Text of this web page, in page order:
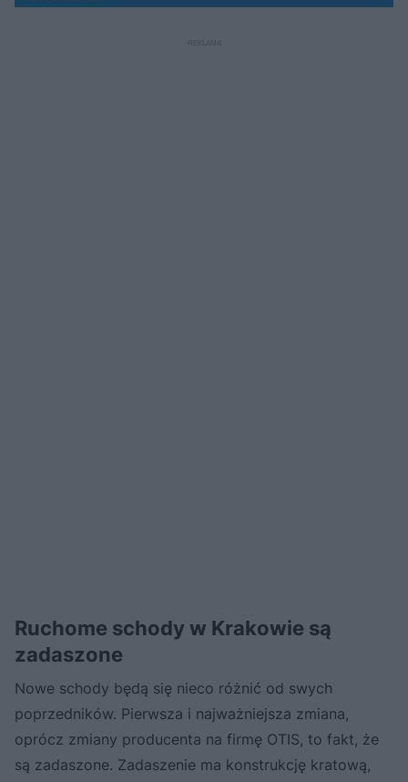
Ruchome schody w Krakowie są
zadaszone
Nowe schody będą się nieco różnić od swych
poprzedników. Pierwsza i najważniejsza zmiana,
oprócz zmiany producenta na firmę OTIS, to fakt, że
są zadaszone. Zadaszenie ma konstrukcję kratową,